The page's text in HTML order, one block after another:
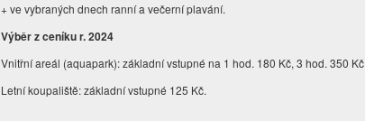
+ ve vybraných dnech ranní a večerní plavání.
Výběr z ceníku r. 2024
Vnitřní areál (aquapark): základní vstupné na 1 hod. 180 Kč, 3 hod. 350 Kč
Letní koupaliště: základní vstupné 125 Kč.